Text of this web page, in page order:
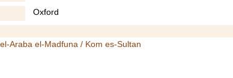
Oxford
Araba el-Madfuna / Kom es-Sultan